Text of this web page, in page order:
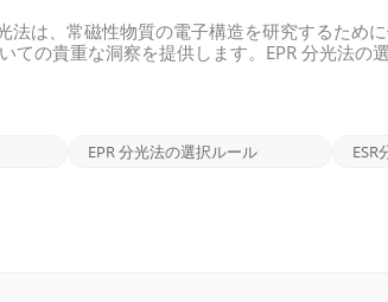
法は、常磁性物質の電子構造を研究するた
ての貴重な洞察を提供します。EPR 分光法
のローテーション選択ルール 最も基本的
起こされ...EPR 分光法の選択ルール ESR